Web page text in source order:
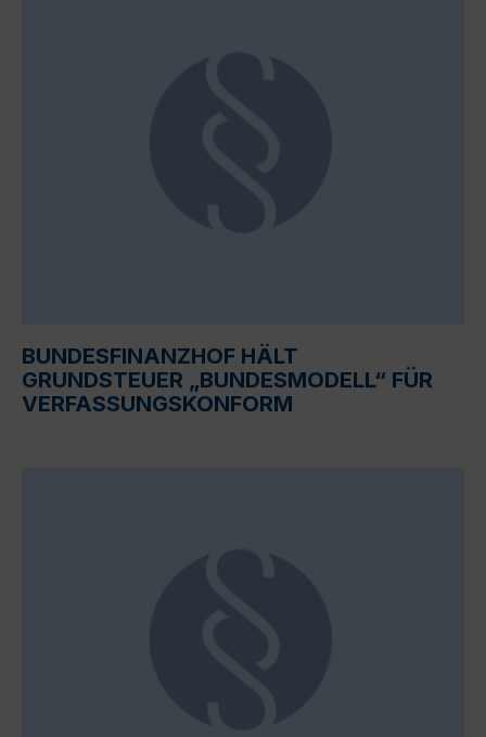
BUNDESFINANZHOF HÄLT
GRUNDSTEUER „BUNDESMODELL“ FÜR
VERFASSUNGSKONFORM